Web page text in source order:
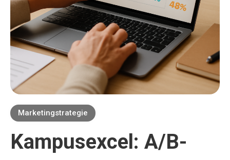
Marketingstrategie
Kampusexcel: A/B-